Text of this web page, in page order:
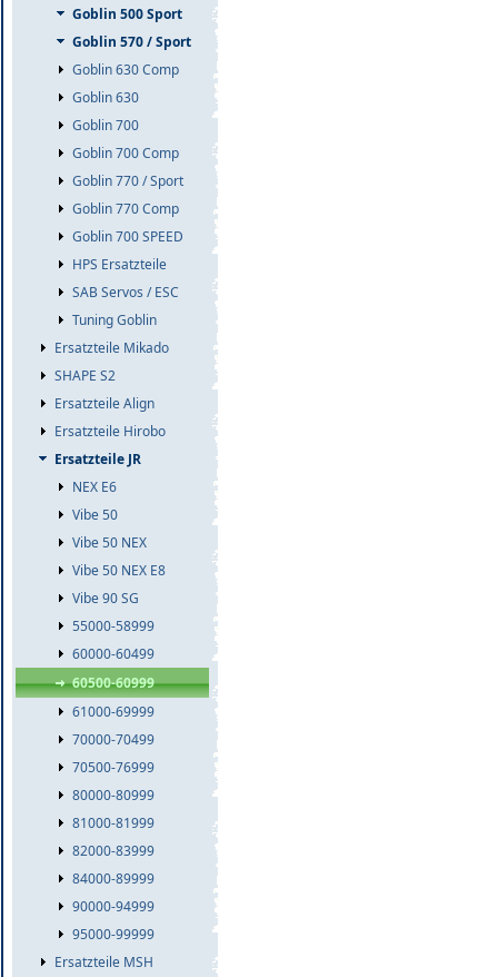
Goblin 500 Sport
Goblin 570 / Sport
Goblin 630 Comp
Goblin 630
Goblin 700
Goblin 700 Comp
Goblin 770 / Sport
Goblin 770 Comp
Goblin 700 SPEED
HPS Ersatzteile
SAB Servos / ESC
Tuning Goblin
Ersatzteile Mikado
SHAPE S2
Ersatzteile Align
Ersatzteile Hirobo
Ersatzteile JR
NEX E6
Vibe 50
Vibe 50 NEX
Vibe 50 NEX E8
Vibe 90 SG
55000-58999
60000-60499
60500-60999
61000-69999
70000-70499
70500-76999
80000-80999
81000-81999
82000-83999
84000-89999
90000-94999
95000-99999
Ersatzteile MSH